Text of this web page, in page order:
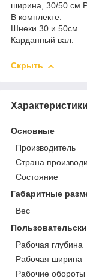
ширина, 30/50 см
В комплекте:
Шнеки 30 и 50см.
Карданный вал.
Скрыть
Характеристики
Основные
Производитель
Страна
Состояние
Габаритные
Вес
Рабочая глубина
Рабочая ширина
Рабочие обороты